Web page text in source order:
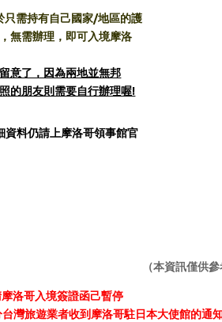
只需持有自己國家/地區的護
無需辦理，即可入境摩洛
意了，因為兩地並無邦
的朋友則需要自行辦理喔!
資料仍請上摩洛哥領事館官
（本資訊僅供
洛哥入境簽證函己暫停
灣旅遊業者收到摩洛哥駐日本大使館的通